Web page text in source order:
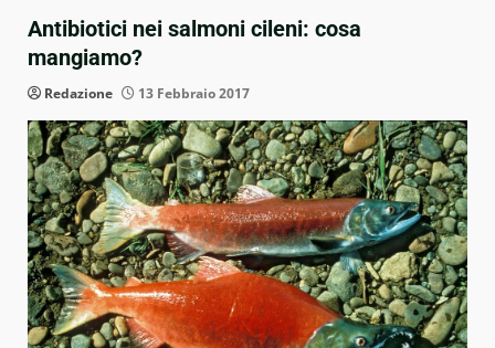
Antibiotici nei salmoni cileni: cosa
mangiamo?
Redazione 13 Febbraio 2017